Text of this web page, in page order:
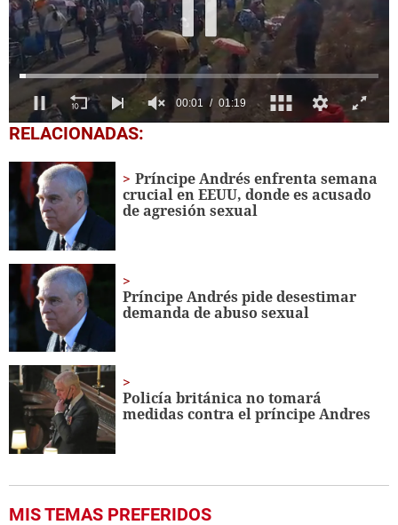
0
seconds
minute,
19
seconds
00:03 01:19
RELACIONADAS:
Príncipe Andrés enfrenta semana
crucial en EEUU, donde es acusado
de agresión sexual
Príncipe Andrés pide desestimar
demanda de abuso sexual
Policía británica no tomará
medidas contra el príncipe Andres
MIS TEMAS PREFERIDOS